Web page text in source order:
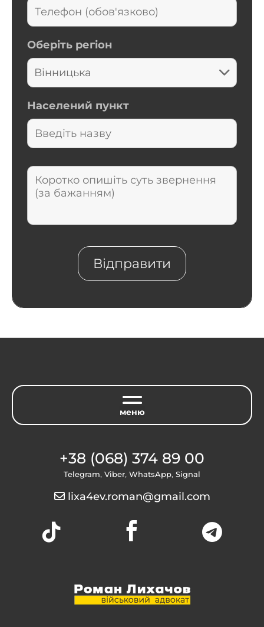
Оберіть регіон
Населений пункт
+38 (068) 374 89 00
Telegram, Viber, WhatsApp, Signal
lixa4ev.roman@gmail.com
  